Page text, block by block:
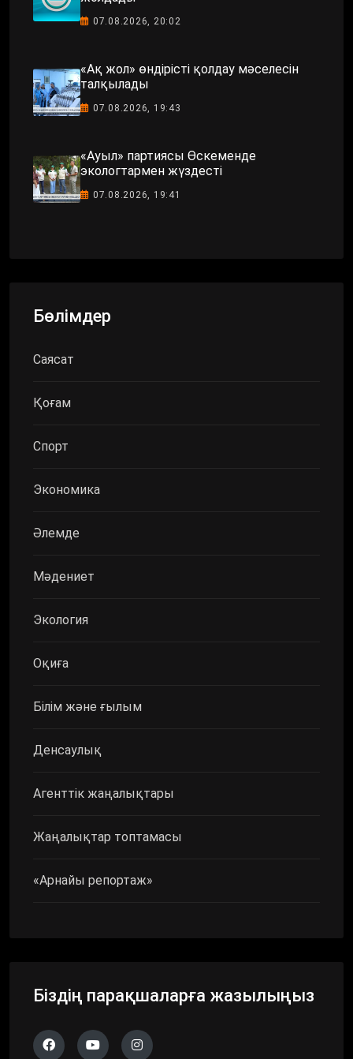
07.08.2026, 20:02
«Ақ жол» өндірісті қолдау мәселесін
талқылады
07.08.2026, 19:43
«Ауыл» партиясы Өскеменде
экологтармен жүздесті
07.08.2026, 19:41
Бөлімдер
Саясат
Қоғам
Спорт
Экономика
Әлемде
Мәдениет
Экология
Оқиға
Білім және ғылым
Денсаулық
Агенттік жаңалықтары
Жаңалықтар топтамасы
«Арнайы репортаж»
Біздің парақшаларға жазылыңыз